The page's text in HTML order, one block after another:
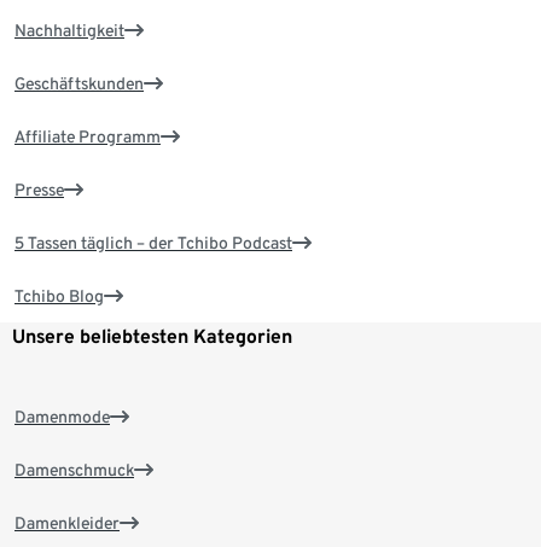
Nachhaltigkeit
Geschäftskunden
Affiliate Programm
Presse
5 Tassen täglich – der Tchibo Podcast
Tchibo Blog
Unsere beliebtesten Kategorien
Damenmode
Damenschmuck
Damenkleider